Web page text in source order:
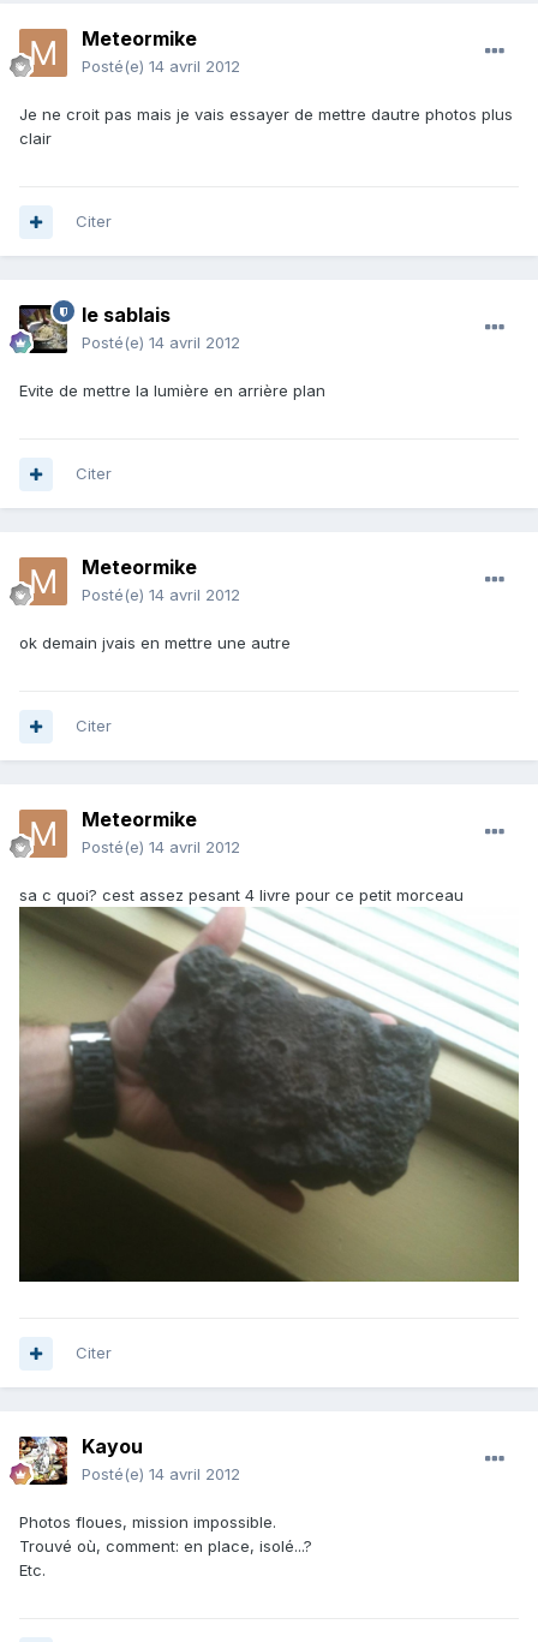
Meteormike
Posté(e) 14 avril 2012
Je ne croit pas mais je vais essayer de mettre dautre photos plus
clair
Citer
le sablais
Posté(e) 14 avril 2012
Evite de mettre la lumière en arrière plan
Citer
Meteormike
Posté(e) 14 avril 2012
ok demain jvais en mettre une autre
Citer
Meteormike
Posté(e) 14 avril 2012
sa c quoi? cest assez pesant 4 livre pour ce petit morceau
Citer
Kayou
Posté(e) 14 avril 2012
Photos floues, mission impossible.
Trouvé où, comment: en place, isolé...?
Etc.